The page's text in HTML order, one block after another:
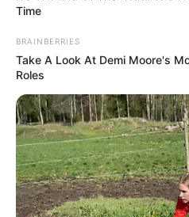
Time
BRAINBERRIES
Take A Look At Demi Moore's
Roles